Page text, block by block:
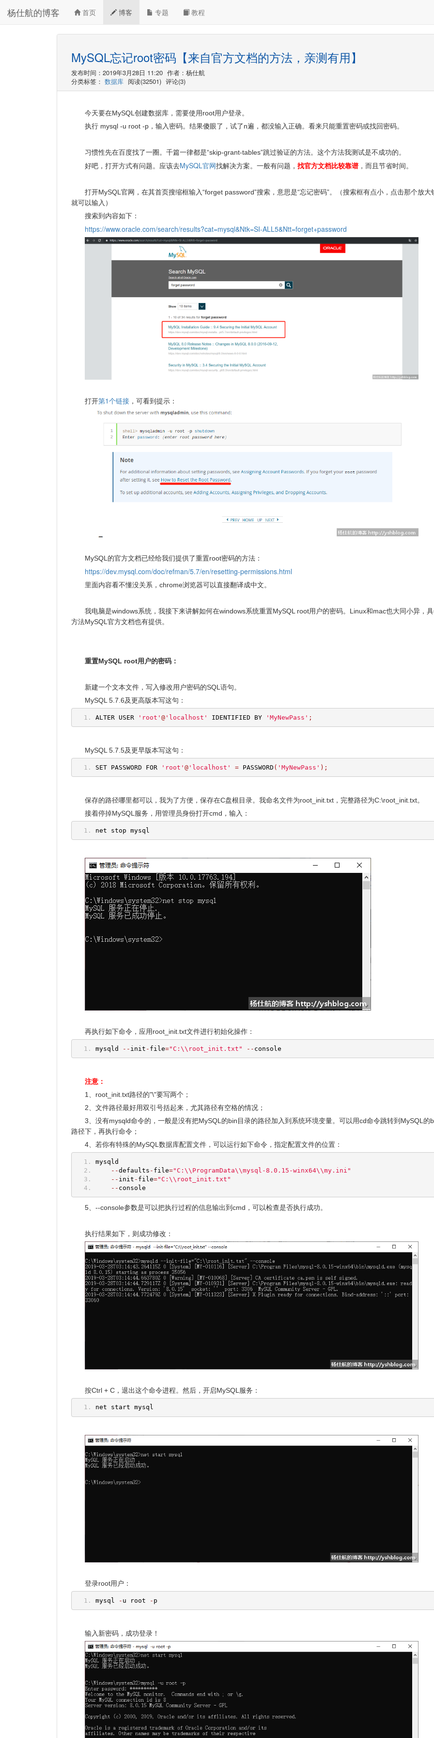
杨仕航的博客 首页 博客 专题 教程
MySQL忘记root密码【来自官方文档的方法，亲测有用】
发布时间：2019年3月28日 11:20 作者：杨仕航
分类标签： 数据库 阅读(32501) 评论(3)
今天要在MySQL创建数据库，需要使用root用户登录。
执行 mysql -u root -p，输入密码。结果傻眼了，试了n遍，都没输入正确。看来只能重置密码或找回密码。
习惯性先在百度找了一圈。千篇一律都是“skip-grant-tables”跳过验证的方法。这个方法我测试是不成功的。
好吧，打开方式有问题。应该去MySQL官网找解决方案。一般有问题， 找官方文档比较靠谱，而且节省时间。
打开MySQL官网，在其首页搜缩框输入“forget password”搜索，意思是“忘记密码”。（搜索框有点小，点击那个放大
就可以输入）
搜索到内容如下：
https://www.oracle.com/search/results?cat=mysql&Ntk=SI-ALL5&Ntt=forget+password
打开第1个链接 ，可看到提示：
MySQL的官方文档已经给我们提供了重置root密码的方法：
https://dev.mysql.com/doc/refman/5.7/en/resetting-permissions.html
里面内容看不懂没关系，chrome浏览器可以直接翻译成中文。
我电脑是windows系统，我接下来讲解如何在windows系统重置MySQL root用户的密码。Linux和mac也大同小异，
方法MySQL官方文档也有提供。
重置MySQL root用户的密码：
新建一个文本文件，写入修改用户密码的SQL语句。
MySQL 5.7.6及更高版本写这句：
ALTER USER 'root' @'localhost' IDENTIFIED BY 'MyNewPass' ;
MySQL 5.7.5及更早版本写这句：
SET PASSWORD FOR 'root' @'localhost' = PASSWORD ( 'MyNewPass' );
保存的路径哪里都可以，我为了方便，保存在C盘根目录。我命名文件为root_init.txt，完整路径为C:\root_init.txt。
接着停掉MySQL服务，用管理员身份打开cmd，输入：
net stop mysql
再执行如下命令，应用root_init.txt文件进行初始化操作：
mysqld -- init - file="C:\\root_init.txt" -- console
注意：
1、root_init.txt路径的"\"要写两个；
2、文件路径最好用双引号括起来，尤其路径有空格的情况；
3、没有mysqld命令的，一般是没有把MySQL的bin目录的路径加入到系统环境变量。可以用cd命令跳转到MySQL的
路径下，再执行命令；
4、若你有特殊的MySQL数据库配置文件，可以运行如下命令，指定配置文件的位置：
mysqld
--defaults - file="C:\\ProgramData\\mysql-8.0.15-winx64\\my.ini"
-- init - file="C:\\root_init.txt"
-- console
5、--console参数是可以把执行过程的信息输出到cmd，可以检查是否执行成功。
执行结果如下，则成功修改：
按Ctrl + C，退出这个命令进程。然后，开启MySQL服务：
net start mysql
登录root用户：
mysql - u root - p
输入新密码，成功登录！